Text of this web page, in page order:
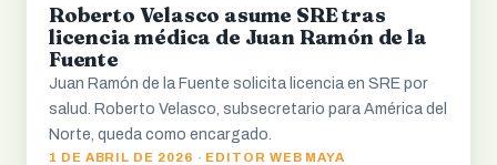
Roberto Velasco asume SRE tras
licencia médica de Juan Ramón de la
Fuente
Juan Ramón de la Fuente solicita licencia en SRE por
salud. Roberto Velasco, subsecretario para América del
Norte, queda como encargado.
1 DE ABRIL DE 2026 · EDITOR WEB MAYA